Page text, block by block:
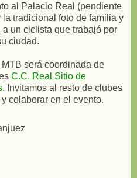
al Palacio Real (pendiente
tradicional foto de familia y
un ciclista que trabajó por
ciudad.
será coordinada de
C.C. Real Sitio de
. Invitamos al resto de clubes
colaborar en el evento.